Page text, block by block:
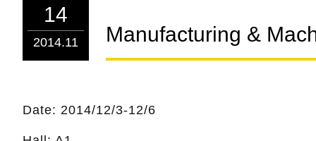
14
2014.11 Manufacturing &
Date: 2014/12/3-12/6